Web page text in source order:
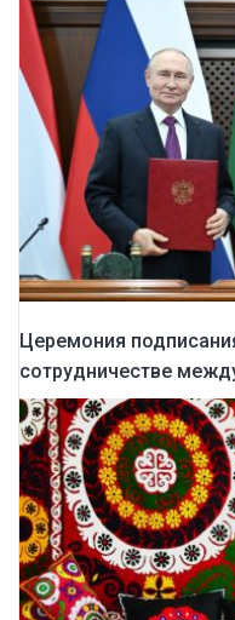
Церемония
сотрудничестве